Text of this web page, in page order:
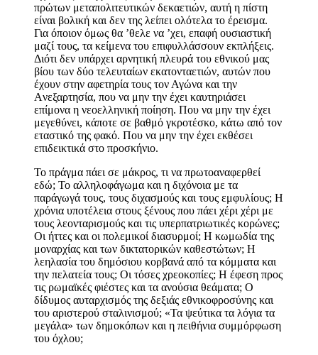
πρώτων μεταπολιτευτικών δεκαετιών, αυτή η πίστη
είναι βολική και δεν της λείπει ολότελα το έρεισμα.
Για όποιον όμως θα ’θελε να ’χει, επαφή ουσιαστική
μαζί τους, τα κείμενα του επιφυλλάσσουν εκπλήξεις.
Διότι δεν υπάρχει αρνητική πλευρά του εθνικού μας
βίου των δύο τελευταίων εκατονταετιών, αυτών που
έχουν στην αφετηρία τους τον Αγώνα και την
Aνεξαρτησία, που να μην την έχει καυτηριάσει
επίμονα η νεοελληνική ποίηση. Που να μην την έχει
μεγεθύνει, κάποτε σε βαθμό γκροτέσκο, κάτω από τον
εταστικό της φακό. Που να μην την έχει εκθέσει
επιδεικτικά στο προσκήνιο.
Το πράγμα πάει σε μάκρος, τι να πρωτοαναφερθεί
εδώ; Το αλληλοφάγωμα και η διχόνοια με τα
παράγωγά τους, τους διχασμούς και τους εμφυλίους; Η
χρόνια υποτέλεια στους ξένους που πάει χέρι χέρι με
τους λεονταρισμούς και τις υπερπατριωτικές κορώνες;
Οι ήττες και οι πολεμικοί διασυρμοί; Η κωμωδία της
μοναρχίας και των δικτατορικών καθεστώτων; Η
λεηλασία του δημόσιου κορβανά από τα κόμματα και
την πελατεία τους; Οι τόσες χρεοκοπίες; Η έφεση προς
τις ρωμαϊκές φιέστες και τα ανούσια θεάματα; Ο
δίδυμος αυταρχισμός της δεξιάς εθνικοφροσύνης και
του αριστερού σταλινισμού; «Τα ψεύτικα τα λόγια τα
μεγάλα» των δημοκόπων και η πειθήνια συμμόρφωση
του όχλου;